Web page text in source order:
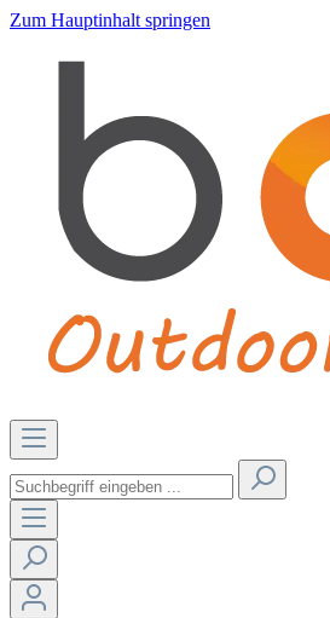
Zum Hauptinhalt springen